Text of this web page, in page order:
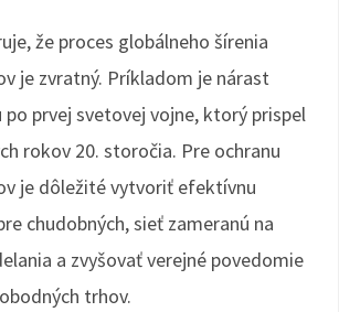
že proces globálneho šírenia
je zvratný. Príkladom je nárast
prvej svetovej vojne, ktorý prispel
rokov 20. storočia. Pre ochranu
je dôležité vytvoriť efektívnu
chudobných, sieť zameranú na
a zvyšovať verejné povedomie
trhov.